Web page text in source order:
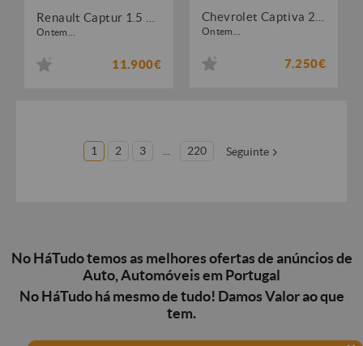
Ontem...
11.900€
Ontem...
7.250€
1 2 3 220 Seguinte
No HáTudo temos as melhores ofertas de anúncios de
Auto, Automóveis em Portugal
No HáTudo há mesmo de tudo! Damos Valor ao que
tem.